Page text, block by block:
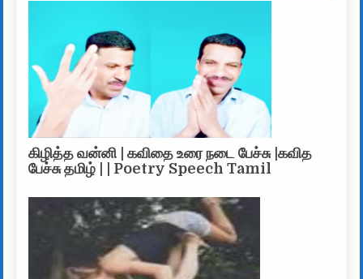
கிழித்த வன்னி | கவிதை உரை நடை பேச்சு |கவித
பேச்சு தமிழ் | | Poetry Speech Tamil